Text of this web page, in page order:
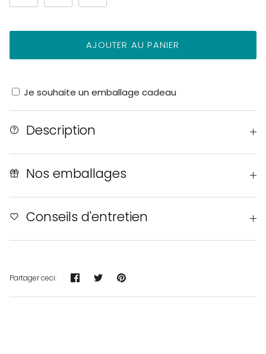
AJOUTER AU PANIER
Je souhaite un emballage cadeau
Description
Nos emballages
Conseils d'entretien
Partager ceci: PartagerTweeterÉpingler